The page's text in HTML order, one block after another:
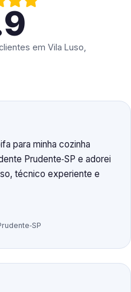
em Vila Luso,
para minha cozinha
Prudente‑SP e adorei
técnico experiente e